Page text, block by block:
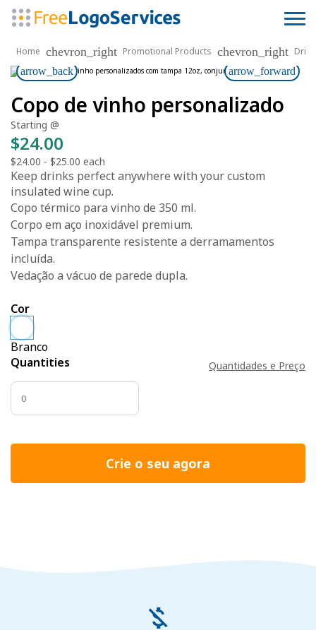
Home chevron_right Promotional Products chevron_right
arrow_back
arrow_forward
Copo de vinho personalizado
Starting @
$24.00
$24.00 - $25.00 each
Keep drinks perfect anywhere with your custom
insulated wine cup.
Copo térmico para vinho de 350 ml.
Corpo em aço inoxidável premium.
Tampa transparente resistente a derramamentos
incluída.
Vedação a vácuo de parede dupla.
Cor
Branco
Quantities
Quantidades e Preço
Crie o seu agora